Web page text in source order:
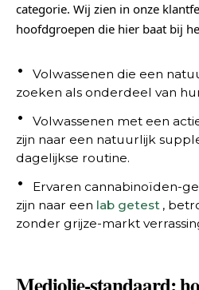
categorie. Wij zien in onze
hoofdgroepen die hier baat bij
Volwassenen die een
zoeken als onderdeel van
Volwassenen met een
zijn naar een natuurlijk
dagelijkse routine.
Ervaren cannabinoïden-
zijn naar een lab getest ,
zonder grijze-markt